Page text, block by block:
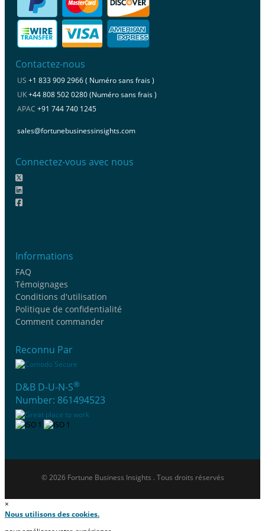
Contactez-nous
US +1 833 909 2966 ( Numéro sans frais )
UK+44 808 502 0280 (Numéro sans frais )
APAC +91 744 740 1245
sales@fortunebusinessinsights.com
Connectez-vous avec nous
Informations
FAQ
Témoignages
Conditions d'utilisation
Politique de confidentialité
Comment commander
Reconnu Par
D&B D-U-N-S®
Number: 861494523
© 2026 Fortune Business Insights . Tous droits réservés
×
Nous utilisons des cookies.